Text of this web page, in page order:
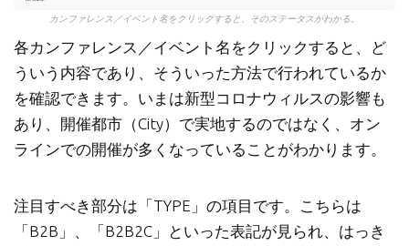
カンファレンス／イベント名をクリックすると、そのステータスがわかる。
各カンファレンス／イベント名をクリックすると、ど
ういう内容であり、そういった方法で行われているか
を確認できます。いまは新型コロナウィルスの影響も
あり、開催都市（City）で実地するのではなく、オン
ラインでの開催が多くなっていることがわかります。
注目すべき部分は「TYPE」の項目です。こちらは
「B2B」、「B2B2C」といった表記が見られ、はっき